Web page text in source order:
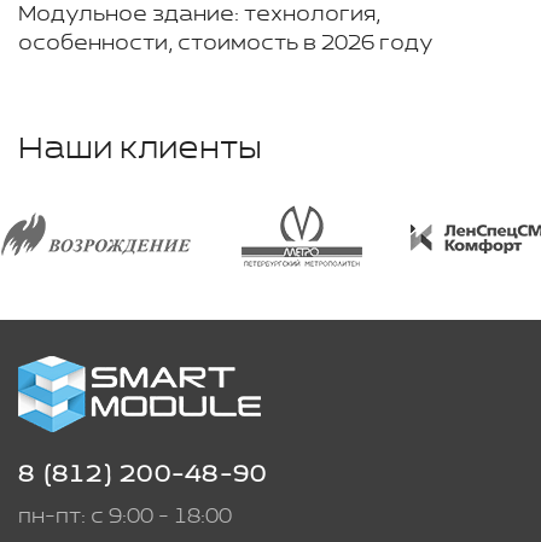
Модульное здание: технология,
особенности, стоимость в 2026 году
Наши клиенты
8 (812) 200-48-90
пн-пт: с 9:00 - 18:00